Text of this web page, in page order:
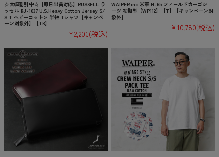
☆大幅割引中☆【即日出荷対応】RUSSELL ラ
ッセル RJ-1037 U.S.Heavy Cotton Jersey S/
S T ヘビーコットン 半袖 Tシャツ【キャンペ
ーン対象外】【TB】
¥2,200(税込)
WAIPER.inc 米軍 M-65 フィールドカーゴショ
ーツ 初期型【WP112】【T】【キャンペーン対
象外】
¥10,780(税込)